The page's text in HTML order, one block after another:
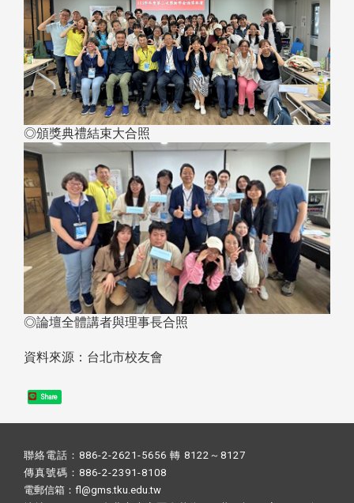
◎頒獎典禮結束大合照
◎論壇全體講者與理事長合照
資料來源：台北市校友會
Share
聯絡電話：886-2-2621-5656 轉 8122～8127
傳真號碼：886-2-2391-8108
電郵信箱：fl@gms.tku.edu.tw